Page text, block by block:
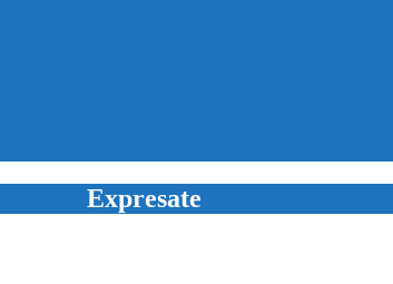
Expresate